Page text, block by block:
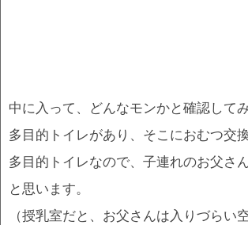
中に入って、どんなモンかと確認して
多目的トイレがあり、そこにおむつ交
多目的トイレなので、子連れのお父さ
と思います。
（授乳室だと、お父さんは入りづらい